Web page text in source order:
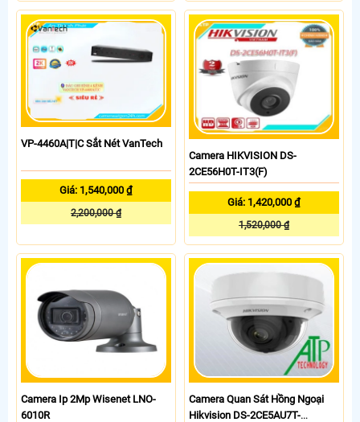
VP-4460A|T|C Sắt Nét VanTech
Giá: 1,540,000 ₫
2,200,000 ₫
Camera HIKVISION DS-
2CE56H0T-IT3(F)
Giá: 1,420,000 ₫
1,520,000 ₫
Camera Ip 2Mp Wisenet LNO-
6010R
Camera Quan Sát Hồng Ngoại
Hikvision DS-2CE5AU7T-